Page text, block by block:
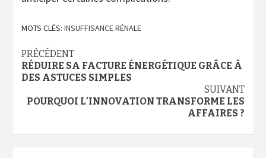
MOTS CLÉS: INSUFFISANCE RÉNALE
Navigation
d’article
PRÉCÉDENT
RÉDUIRE SA FACTURE ÉNERGÉTIQUE GRÂCE À
DES ASTUCES SIMPLES
SUIVANT
POURQUOI L’INNOVATION TRANSFORME LES
AFFAIRES ?